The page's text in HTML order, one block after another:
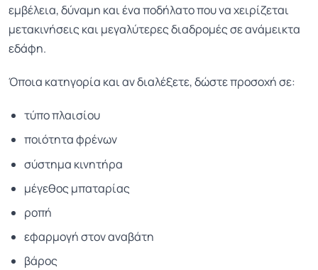
εμβέλεια, δύναμη και ένα ποδήλατο που να χειρίζεται
μετακινήσεις και μεγαλύτερες διαδρομές σε ανάμεικτα
εδάφη.
Όποια κατηγορία και αν διαλέξετε, δώστε προσοχή σε:
τύπο πλαισίου
ποιότητα φρένων
σύστημα κινητήρα
μέγεθος μπαταρίας
ροπή
εφαρμογή στον αναβάτη
βάρος